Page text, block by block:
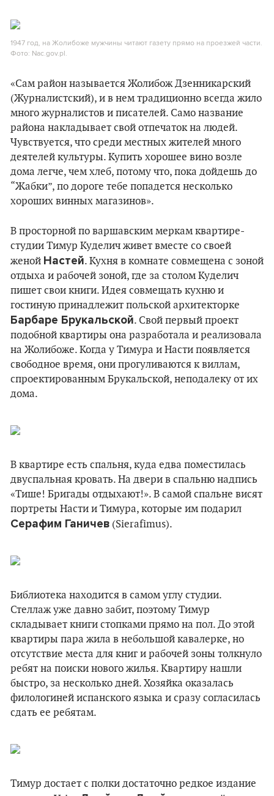
1947 год, на Жолибоже мужчины читают газету прямо на проезжей части.
Фото: Nac.gov.pl.
«Сам район называется Жолибож Дзенникарский
(Журналистский), и в нем традиционно всегда жило
много журналистов и писателей. Само название
района накладывает свой отпечаток на людей.
Чувствуется, что среди местных жителей много
деятелей культуры. Купить хорошее вино возле
дома легче, чем хлеб, потому что, пока дойдешь до
“Жабки”, по дороге тебе попадется несколько
хороших винных магазинов».
В просторной по варшавским меркам квартире-
студии Тимур Куделич живет вместе со своей
женой Настей. Кухня в комнате совмещена с зоной
отдыха и рабочей зоной, где за столом Куделич
пишет свои книги. Идея совмещать кухню и
гостиную принадлежит польской архитекторке
Барбаре Брукальской. Свой первый проект
подобной квартиры она разработала и реализовала
на Жолибоже. Когда у Тимура и Насти появляется
свободное время, они прогуливаются к виллам,
спроектированным Брукальской, неподалеку от их
дома.
В квартире есть спальня, куда едва поместилась
двуспальная кровать. На двери в спальню надпись
«Тише! Бригады отдыхают!». В самой спальне висят
портреты Насти и Тимура, которые им подарил
Серафим Ганичев (Sierafimus).
Библиотека находится в самом углу студии.
Стеллаж уже давно забит, поэтому Тимур
складывает книги стопками прямо на пол. До этой
квартиры пара жила в небольшой кавалерке, но
отсутствие места для книг и рабочей зоны толкнуло
ребят на поиски нового жилья. Квартиру нашли
быстро, за несколько дней. Хозяйка оказалась
филологиней испанского языка и сразу согласилась
сдать ее ребятам.
Тимур достает с полки достаточно редкое издание